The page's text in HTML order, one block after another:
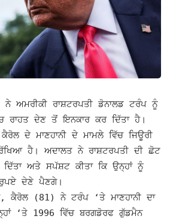
ਅਮਰੀਕੀ ਰਾਸ਼ਟਰਪਤੀ ਡੋਨਾਲਡ ਟਰੰਪ ਨੂੰ
ਰਾਹਤ ਦੇਣ ਤੋਂ ਇਨਕਾਰ ਕਰ ਦਿੱਤਾ ਹੈ।
ਦੇ ਮਾਣਹਾਨੀ ਦੇ ਮਾਮਲੇ ਵਿੱਚ ਜਿਊਰੀ
ਹੈ। ਅਦਾਲਤ ਨੇ ਰਾਸ਼ਟਰਪਤੀ ਦੀ ਛੋਟ
ਅਤੇ ਸਪੱਸ਼ਟ ਕੀਤਾ ਕਿ ਉਨ੍ਹਾਂ ਨੂੰ
ਦੇਣੇ ਪੈਣਗੇ।
ਕੈਰੋਲ (81) ਨੇ ਟਰੰਪ ‘ਤੇ ਮਾਣਹਾਨੀ ਦਾ
‘ਤੇ 1996 ਵਿੱਚ ਬਰਗਡੋਰਫ ਗੁੱਡਮੈਨ